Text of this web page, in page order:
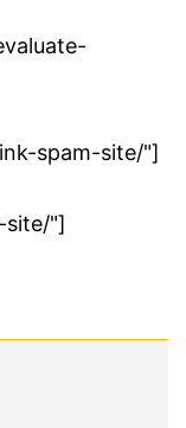
spam-site/"]
site/"]